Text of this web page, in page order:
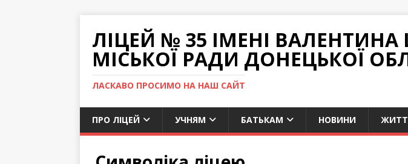
ЛІЦЕЙ № 35 ІМЕНІ
МІСЬКОЇ РАДИ ДОНЕЦЬКОЇ
ЛАСКАВО ПРОСИМО НА НАШ САЙТ
ПРО ЛІЦЕЙ УЧНЯМ БАТЬКАМ НОВИНИ